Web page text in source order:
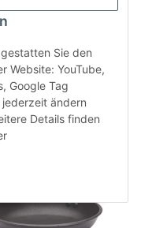
Sie den
Website: YouTube,
Google Tag
jederzeit ändern
Details finden
€*